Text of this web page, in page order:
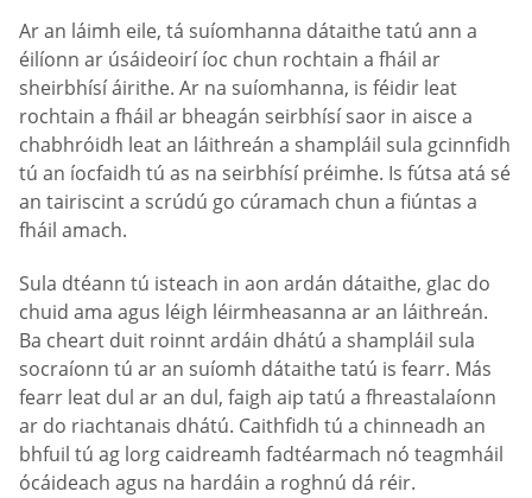
Ar an láimh eile, tá suíomhanna dátaithe tatú ann a
éilíonn ar úsáideoirí íoc chun rochtain a fháil ar
sheirbhísí áirithe. Ar na suíomhanna, is féidir leat
rochtain a fháil ar bheagán seirbhísí saor in aisce a
chabhróidh leat an láithreán a shampláil sula gcinnfidh
tú an íocfaidh tú as na seirbhísí préimhe. Is fútsa atá sé
an tairiscint a scrúdú go cúramach chun a fiúntas a
fháil amach.
Sula dtéann tú isteach in aon ardán dátaithe, glac do
chuid ama agus léigh léirmheasanna ar an láithreán.
Ba cheart duit roinnt ardáin dhátú a shampláil sula
socraíonn tú ar an suíomh dátaithe tatú is fearr. Más
fearr leat dul ar an dul, faigh aip tatú a fhreastalaíonn
ar do riachtanais dhátú. Caithfidh tú a chinneadh an
bhfuil tú ag lorg caidreamh fadtéarmach nó teagmháil
ócáideach agus na hardáin a roghnú dá réir.